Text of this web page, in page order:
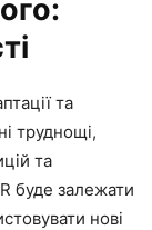
та
труднощі,
та
буде залежати
нові